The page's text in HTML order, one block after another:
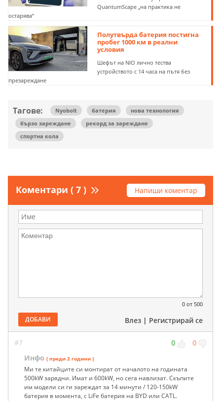
QuantumScape „на практика не
остарява“
Полутвърда батерия постигна
пробег 1000 км в реални
условия
Шефът на NIO лично тества
устройството с 14 часа на пътя без
презареждане
Тагове: Nyobolt батерия
нова технология
бързо зареждане
рекорд за зареждане
спортна кола
Коментари ( 7 ) Напиши коментар
0 от 500
ДОБАВИ Влез | Регистрирай се
#7 0 0
Инфо ( преди 2 години )
Ми те китайците си монтират от началото на годината
500kW зарядни. Имат и 600kW, но сега навлизат. Скъпите
им модели си ги зареждат за 14 минути / 120-150kW
батерия в момента, с LiFe батерия на BYD или CATL.